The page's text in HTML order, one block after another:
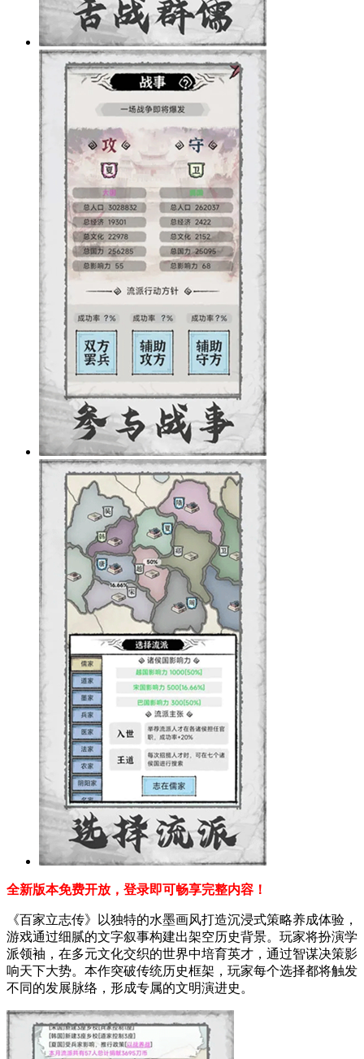
全新版本免费开放，登录即可畅享完整内容！
《百家立志传》以独特的水墨画风打造沉浸式策略养成体验，
游戏通过细腻的文字叙事构建出架空历史背景。玩家将扮演学
派领袖，在多元文化交织的世界中培育英才，通过智谋决策影
响天下大势。本作突破传统历史框架，玩家每个选择都将触发
不同的发展脉络，形成专属的文明演进史。